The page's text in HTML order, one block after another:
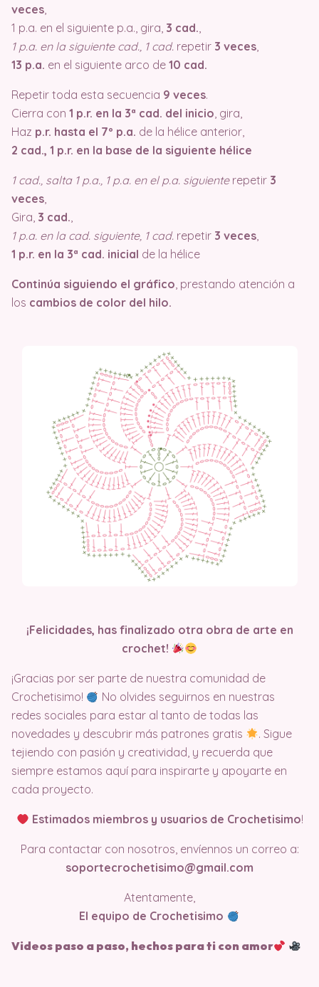
veces,
1 p.a. en el siguiente p.a., gira, 3 cad.,
1 p.a. en la siguiente cad., 1 cad. repetir 3 veces,
13 p.a. en el siguiente arco de 10 cad.
Repetir toda esta secuencia 9 veces.
Cierra con 1 p.r. en la 3ª cad. del inicio, gira,
Haz p.r. hasta el 7º p.a. de la hélice anterior,
2 cad., 1 p.r. en la base de la siguiente hélice
1 cad., salta 1 p.a., 1 p.a. en el p.a. siguienterepetir 3
veces,
Gira, 3 cad.,
1 p.a. en la cad. siguiente, 1 cad. repetir 3 veces,
1 p.r. en la 3ª cad. inicial de la hélice
Continúa siguiendo el gráfico, prestando atención a
los cambios de color del hilo.
¡Felicidades, has finalizado otra obra de arte en
crochet!
¡Gracias por ser parte de nuestra comunidad de
Crochetisimo!
No olvides seguirnos en nuestras
redes sociales para estar al tanto de todas las
novedades y descubrir más patrones gratis
. Sigue
tejiendo con pasión y creatividad, y recuerda que
siempre estamos aquí para inspirarte y apoyarte en
cada proyecto.
Estimados miembros y usuarios de Crochetisimo!
Para contactar con nosotros, envíennos un correo a:
soportecrochetisimo@gmail.com
Atentamente,
El equipo de Crochetisimo
Videos paso a paso, hechos para ti con amor